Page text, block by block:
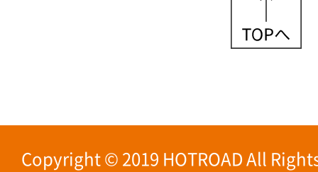
Copyright © 2019 HOTROAD All